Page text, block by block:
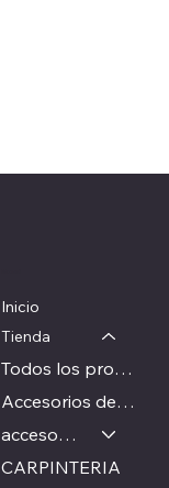
Inicio
Tienda
Todos los productos
Accesorios de carpinteria
accesorios de cocina
CARPINTERIA